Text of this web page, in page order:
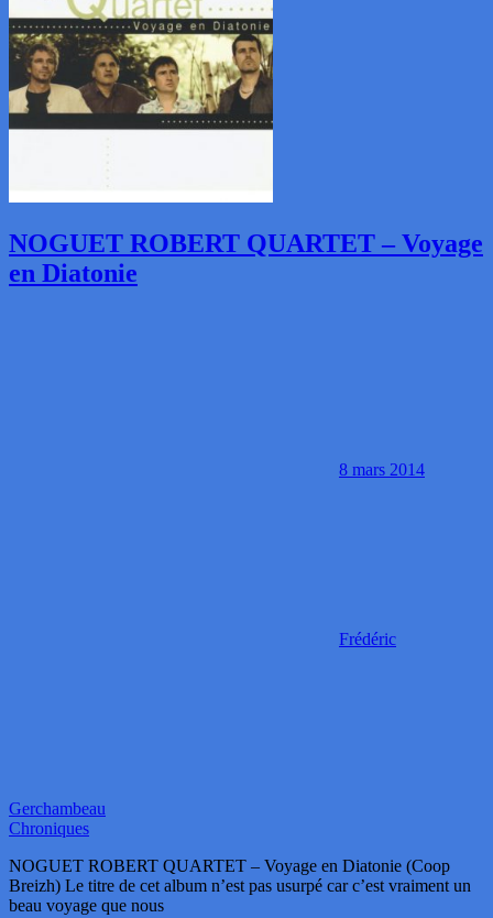
NOGUET ROBERT QUARTET – Voyage
en Diatonie
8 mars 2014
Frédéric
Gerchambeau
Chroniques
NOGUET ROBERT QUARTET – Voyage en Diatonie (Coop
Breizh) Le titre de cet album n’est pas usurpé car c’est vraiment un
beau voyage que nous